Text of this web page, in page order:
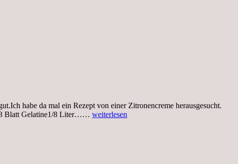
habe da mal ein Rezept von einer Zitronencreme herausgesucht.
Blatt Gelatine1/8 Liter…… Montag,
weiterlesen